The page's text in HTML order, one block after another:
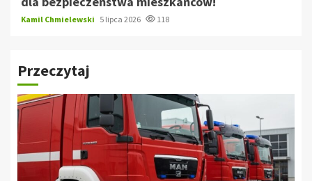
Kamil Chmielewski 5 lipca 2026 118
Przeczytaj